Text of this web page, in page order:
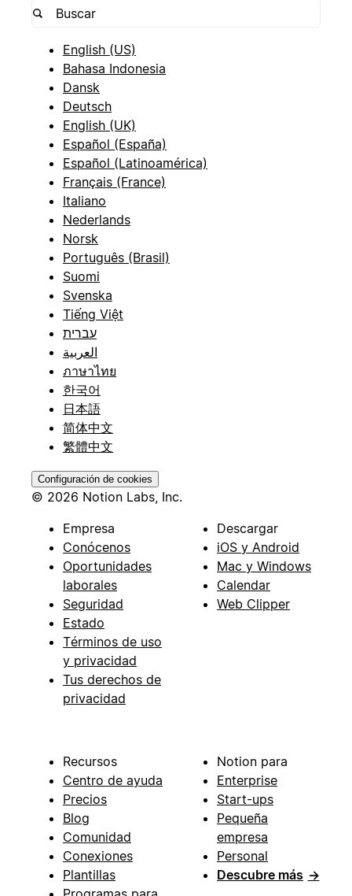
English (US)
Bahasa Indonesia
Dansk
Deutsch
English (UK)
Español (España)
Español (Latinoamérica)
Français (France)
Italiano
Nederlands
Norsk
Português (Brasil)
Suomi
Svenska
Tiếng Việt
עברית
العربية
ภาษาไทย
한국어
日本語
简体中文
繁體中文
Configuración de cookies
© 2026 Notion Labs, Inc.
Empresa
Conócenos
Oportunidades
laborales
Seguridad
Estado
Términos de uso
y privacidad
Tus derechos de
privacidad
Descargar
iOS y Android
Mac y Windows
Calendar
Web Clipper
Recursos
Centro de ayuda
Precios
Blog
Comunidad
Conexiones
Plantillas
Notion para
Enterprise
Start-ups
Pequeña
empresa
Personal
Descubre más →